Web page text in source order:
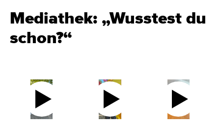
Mediathek: „Wusstest du
schon?“